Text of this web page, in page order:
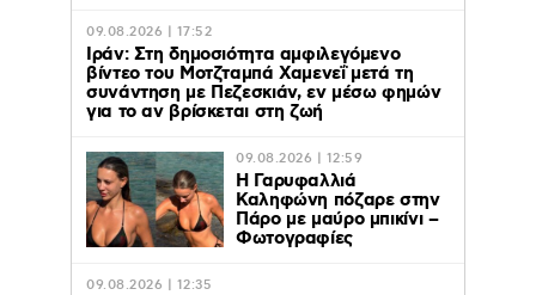
09.08.2026 | 17:52
Ιράν: Στη δημοσιότητα αμφιλεγόμενο
βίντεο του Μοτζταμπά Χαμενεΐ μετά τη
συνάντηση με Πεζεσκιάν, εν μέσω φημών
για το αν βρίσκεται στη ζωή
09.08.2026 | 12:59
Η Γαρυφαλλιά
Καληφώνη πόζαρε στην
Πάρο με μαύρο μπικίνι –
Φωτογραφίες
09.08.2026 | 12:35